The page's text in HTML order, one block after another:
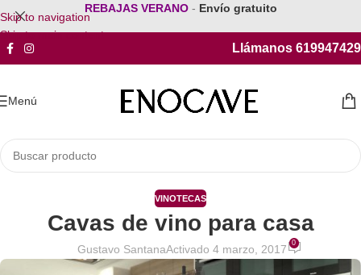
Skip to navigation
Skip to main content
REBAJAS VERANO - Envío gratuito
Llámanos 619947429
Menú
VINOTECAS
Cavas de vino para casa
Gustavo SantanaActivado 4 marzo, 2017 0